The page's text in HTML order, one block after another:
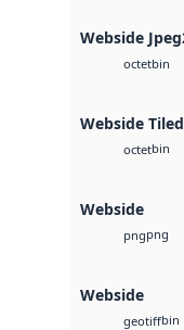
Webside
octetbin
Webside
octetbin
Webside
pngpng
Webside
geotiffbin